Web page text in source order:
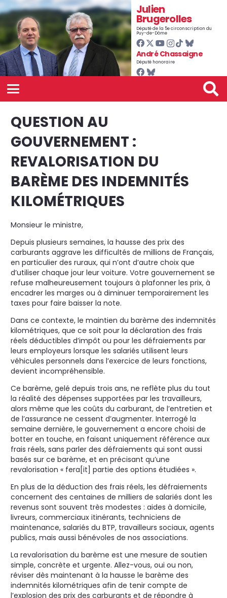
Julien
Brugerolles
Député de la 5e circonscription du
Puy-de-Dôme
André Chassaigne
Député honoraire
QUESTION AU
GOUVERNEMENT :
REVALORISATION DU
BARÈME DES INDEMNITÉS
KILOMÉTRIQUES
Monsieur le ministre,
Depuis plusieurs semaines, la hausse des prix des
carburants aggrave les difficultés de millions de Français,
en particulier des ruraux, qui n’ont d’autre choix que
d’utiliser chaque jour leur voiture. Votre gouvernement se
refuse malheureusement toujours à plafonner les prix, à
encadrer les marges ou à diminuer temporairement les
taxes pour faire baisser la note.
Dans ce contexte, le maintien du barème des indemnités
kilométriques, que ce soit pour la déclaration des frais
réels déductibles d’impôt ou pour les défraiements par
leurs employeurs lorsque les salariés utilisent leurs
véhicules personnels dans l’exercice de leurs fonctions,
devient incompréhensible.
Ce barème, gelé depuis trois ans, ne reflète plus du tout
la réalité des dépenses supportées par les travailleurs,
alors même que les coûts du carburant, de l’entretien et
de l’assurance ne cessent d’augmenter. Interrogé la
semaine dernière, le gouvernement a encore choisi de
botter en touche, en faisant uniquement référence aux
frais réels, sans parler des défraiements qui sont aussi
basés sur ce barème, et en précisant qu’une
revalorisation « fera[it] partie des options étudiées ».
En plus de la déduction des frais réels, les défraiements
concernent des centaines de milliers de salariés dont les
revenus sont souvent très modestes : aides à domicile,
livreurs, commerciaux itinérants, techniciens de
maintenance, salariés du BTP, travailleurs sociaux, agents
publics, mais aussi bénévoles de nos associations.
La revalorisation du barème est une mesure de soutien
simple, concrète et urgente. Allez-vous, oui ou non,
réviser dès maintenant à la hausse le barème des
indemnités kilométriques afin de tenir compte de
l’explosion des prix des carburants et de répondre à